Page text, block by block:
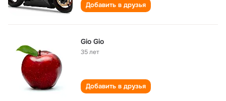
Добавить в друзья
Gio Gio
35 лет
Добавить в друзья